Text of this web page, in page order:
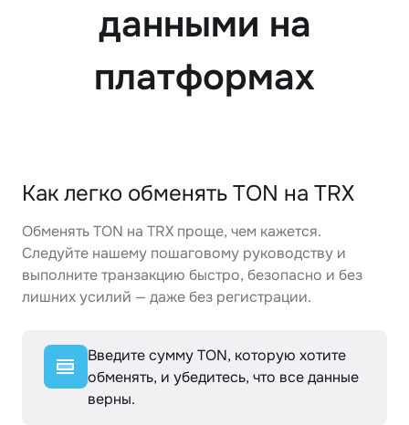
данными на
платформах
Как легко обменять TON на TRX
Обменять TON на TRX проще, чем кажется.
Следуйте нашему пошаговому руководству и
выполните транзакцию быстро, безопасно и без
лишних усилий — даже без регистрации.
Введите сумму TON, которую хотите
обменять, и убедитесь, что все данные
верны.